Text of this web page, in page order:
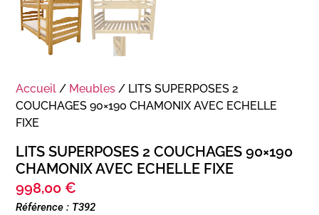
Accueil / Meubles / LITS SUPERPOSES 2
COUCHAGES 90×190 CHAMONIX AVEC ECHELLE
FIXE
LITS SUPERPOSES 2 COUCHAGES 90×190
CHAMONIX AVEC ECHELLE FIXE
998,00 €
Référence : T392